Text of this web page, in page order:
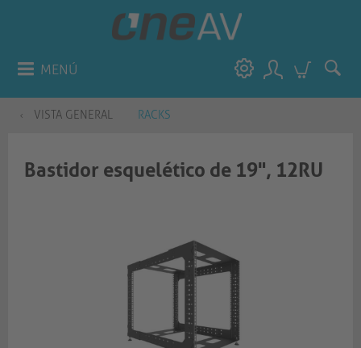
MENÚ
VISTA GENERAL RACKS
Bastidor esquelético de 19", 12RU